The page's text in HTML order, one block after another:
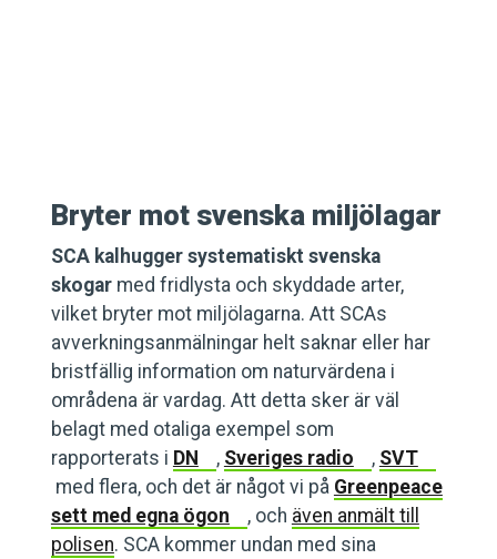
Bryter mot svenska miljölagar
SCA kalhugger systematiskt svenska
skogarmed fridlysta och skyddade arter,
vilket bryter mot miljölagarna. Att SCAs
avverkningsanmälningar helt saknar eller har
bristfällig information om naturvärdena i
områdena är vardag. Att detta sker är väl
belagt med otaliga exempel som
rapporterats i DN , Sveriges radio , SVT
med flera, och det är något vi på Greenpeace
sett med egna ögon
, och även anmält till
polisen. SCA kommer undan med sina